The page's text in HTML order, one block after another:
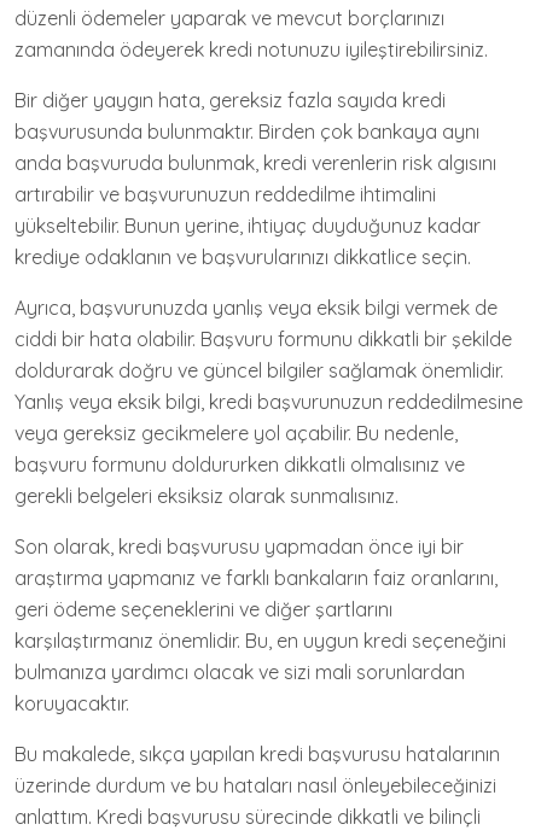
düzenli ödemeler yaparak ve mevcut borçlarınızı
zamanında ödeyerek kredi notunuzu iyileştirebilirsiniz.
Bir diğer yaygın hata, gereksiz fazla sayıda kredi
başvurusunda bulunmaktır. Birden çok bankaya aynı
anda başvuruda bulunmak, kredi verenlerin risk algısını
artırabilir ve başvurunuzun reddedilme ihtimalini
yükseltebilir. Bunun yerine, ihtiyaç duyduğunuz kadar
krediye odaklanın ve başvurularınızı dikkatlice seçin.
Ayrıca, başvurunuzda yanlış veya eksik bilgi vermek de
ciddi bir hata olabilir. Başvuru formunu dikkatli bir şekilde
doldurarak doğru ve güncel bilgiler sağlamak önemlidir.
Yanlış veya eksik bilgi, kredi başvurunuzun reddedilmesine
veya gereksiz gecikmelere yol açabilir. Bu nedenle,
başvuru formunu doldururken dikkatli olmalısınız ve
gerekli belgeleri eksiksiz olarak sunmalısınız.
Son olarak, kredi başvurusu yapmadan önce iyi bir
araştırma yapmanız ve farklı bankaların faiz oranlarını,
geri ödeme seçeneklerini ve diğer şartlarını
karşılaştırmanız önemlidir. Bu, en uygun kredi seçeneğini
bulmanıza yardımcı olacak ve sizi mali sorunlardan
koruyacaktır.
Bu makalede, sıkça yapılan kredi başvurusu hatalarının
üzerinde durdum ve bu hataları nasıl önleyebileceğinizi
anlattım. Kredi başvurusu sürecinde dikkatli ve bilinçli